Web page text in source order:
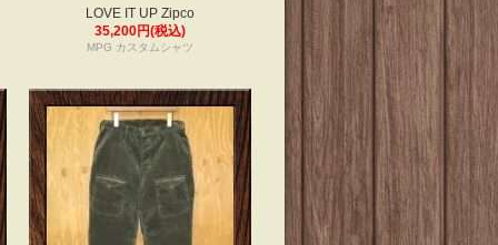
LOVE IT UP Zipco
35,200円(税込)
MPG カスタムシャツ